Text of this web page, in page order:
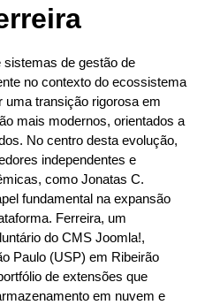
sistemas de gestão de
no contexto do ecossistema
transição rigorosa em
mais modernos, orientados a
No centro desta evolução,
independentes e
como Jonatas C.
fundamental na expansão
Ferreira, um
do CMS Joomla!,
Paulo (USP) em Ribeirão
de extensões que
em nuvem e